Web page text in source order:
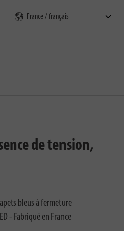
de tension,
bleus à fermeture
- Fabriqué en France